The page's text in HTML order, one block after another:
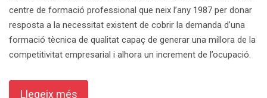
centre de formació professional que neix l’any 1987 per donar
resposta a la necessitat existent de cobrir la demanda d’una
formació tècnica de qualitat capaç de generar una millora de la
competitivitat empresarial i alhora un increment de l’ocupació.
Llegeix més